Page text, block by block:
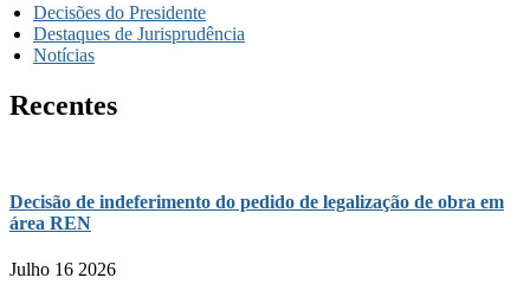
Decisões do Presidente
Destaques de Jurisprudência
Notícias
Recentes
Decisão de indeferimento do pedido de legalização de obra em
área REN
Julho 16 2026